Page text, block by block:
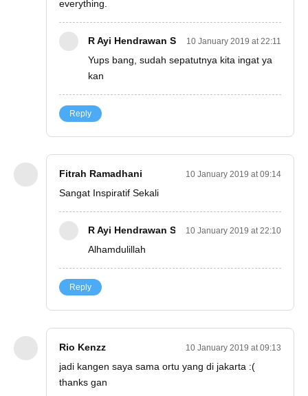
everything.
R Ayi Hendrawan S 10 January 2019 at 22:11
Yups bang, sudah sepatutnya kita ingat ya
kan
Reply
Fitrah Ramadhani 10 January 2019 at 09:14
Sangat Inspiratif Sekali
R Ayi Hendrawan S 10 January 2019 at 22:10
Alhamdulillah
Reply
Rio Kenzz 10 January 2019 at 09:13
jadi kangen saya sama ortu yang di jakarta :(
thanks gan